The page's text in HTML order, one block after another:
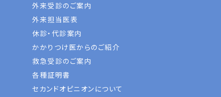
外来受診のご案内
外来担当医表
休診・代診案内
かかりつけ医からのご紹介
救急受診のご案内
各種証明書
セカンドオピニオンについて